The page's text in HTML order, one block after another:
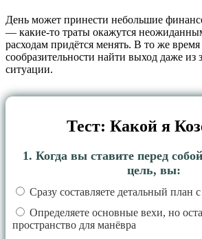
День может принести небольшие
— какие‑то траты окажутся
расходам придётся менять. В то же время
сообразительности найти выход даже из
ситуации.
Тест: Какой я
1. Когда вы ставите перед
цель, вы:
Сразу составляете детальный план
Определяете основные вехи, но
пространство для манёвра